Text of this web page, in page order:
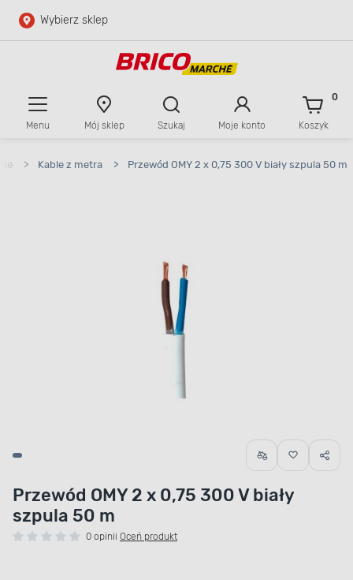
Przejdź do głównej zawartości
Wybierz sklep
Menu Mój sklep Szukaj Moje konto Koszyk
0
> Kable z metra > Przewód OMY 2 x 0,75 300 V biały szpula 50 m
Przewód OMY 2 x 0,75 300 V biały
szpula 50 m
0 opinii Oceń produkt